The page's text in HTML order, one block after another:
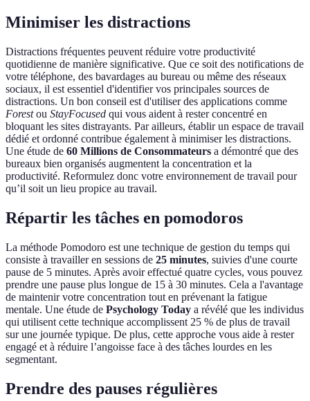
Minimiser les distractions
Distractions fréquentes peuvent réduire votre productivité
quotidienne de manière significative. Que ce soit des notifications de
votre téléphone, des bavardages au bureau ou même des réseaux
sociaux, il est essentiel d'identifier vos principales sources de
distractions. Un bon conseil est d'utiliser des applications comme
Forestou StayFocused qui vous aident à rester concentré en
bloquant les sites distrayants. Par ailleurs, établir un espace de travail
dédié et ordonné contribue également à minimiser les distractions.
Une étude de 60 Millions de Consommateurs a démontré que des
bureaux bien organisés augmentent la concentration et la
productivité. Reformulez donc votre environnement de travail pour
qu’il soit un lieu propice au travail.
Répartir les tâches en pomodoros
La méthode Pomodoro est une technique de gestion du temps qui
consiste à travailler en sessions de 25 minutes, suivies d'une courte
pause de 5 minutes. Après avoir effectué quatre cycles, vous pouvez
prendre une pause plus longue de 15 à 30 minutes. Cela a l'avantage
de maintenir votre concentration tout en prévenant la fatigue
mentale. Une étude de Psychology Today a révélé que les individus
qui utilisent cette technique accomplissent 25 % de plus de travail
sur une journée typique. De plus, cette approche vous aide à rester
engagé et à réduire l’angoisse face à des tâches lourdes en les
segmentant.
Prendre des pauses régulières